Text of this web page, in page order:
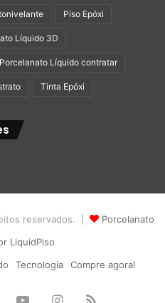
Piso Epóxi
Líquido 3D
Porcelanato Líquido contratar
Tinta Epóxi
reservados. |
Porcelanato
LiquidPiso
Tecnologia Compre agora!
YouTubeInstagram
RSS